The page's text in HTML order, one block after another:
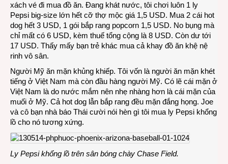
xách vé đi mua đồ ăn. Đang khát nước, tôi chơi luôn 1 ly
Pepsi big-size lớn hết cỡ thợ mộc giá 1,5 USD. Mua 2 cái hot
dog hết 3 USD, 1 gói bắp rang popcorn 1,5 USD. No bụng mà
chỉ mất có 6 USD, kèm thuế tổng cộng là 8 USD. Còn dư tới
17 USD. Thấy mấy bạn trẻ khác mua cả khay đồ ăn khệ nệ
rinh vô sân.
Người Mỹ ăn mặn khủng khiếp. Tôi vốn là người ăn mặn khét
tiếng ở Việt Nam mà còn đầu hàng người Mỹ. Có lẽ cái mặn ở
Việt Nam là do nước mắm nên nhẹ nhàng hơn là cái mặn của
muối ở Mỹ. Cả hot dog lẫn bắp rang đều mặn đắng họng. Joe
và cô bạn nhà báo Thái cười nói hèn gì tôi mua ly Pepsi khổng
lồ cho nó tương xứng.
Ly Pepsi khổng lồ trên sân bóng chày Chase Field.